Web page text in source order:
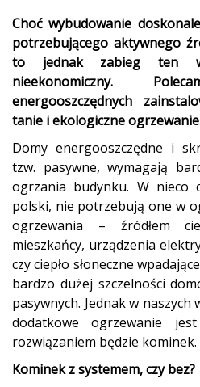
Choć wybudowanie
potrzebującego aktywnego
to jednak zabieg ten
nieekonomiczny.
energooszczędnych
tanie i ekologiczne
Domy energooszczędne i
tzw. pasywne, wymagają
ogrzania budynku. W nieco
polski, nie potrzebują one w
ogrzewania – źródłem
mieszkańcy, urządzenia
czy ciepło słoneczne
bardzo dużej szczelności
pasywnych. Jednak w
dodatkowe ogrzewanie
rozwiązaniem będzie kominek.
Kominek z systemem, czy bez?